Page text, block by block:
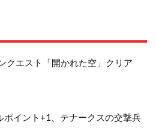
クエスト「開かれた空」クリア
イント+1、テナークスの交撃兵